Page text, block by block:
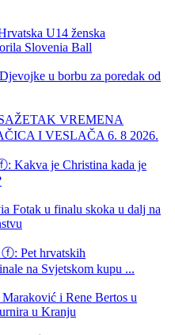
U14 ženska
Slovenia Ball
u borbu za poredak od
VREMENA
I VESLAČA 6. 8 2026.
Kakva je Christina kada je
Fotak u finalu skoka u dalj na
ⓕ: Pet hrvatskih
na Svjetskom kupu ...
i Rene Bertos u
u Kranju